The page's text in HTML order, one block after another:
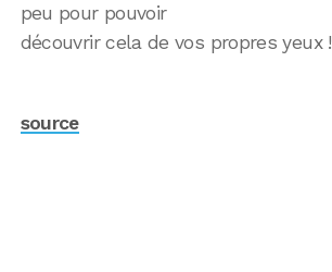
peu pour pouvoir
découvrir cela de vos propres yeux !
source